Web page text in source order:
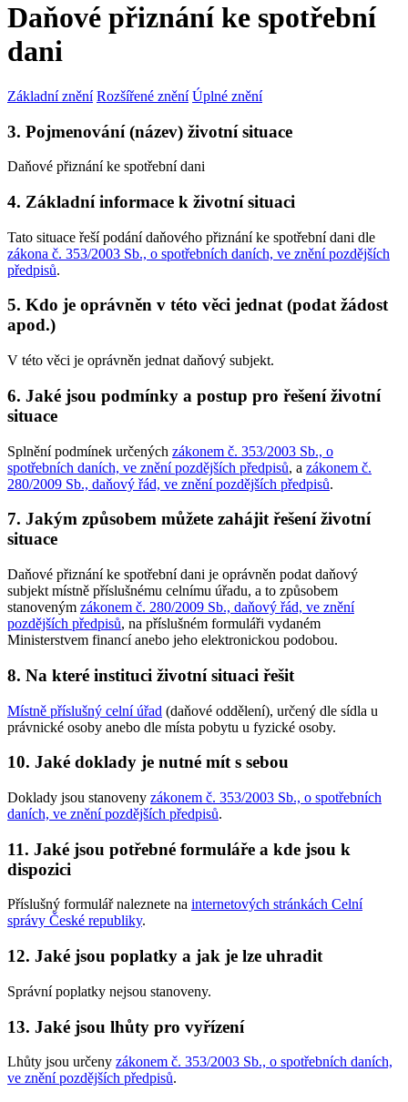
Daňové přiznání ke spotřební
dani
Základní znění Rozšířené znění Úplné znění
3. Pojmenování (název) životní situace
Daňové přiznání ke spotřební dani
4. Základní informace k životní situaci
Tato situace řeší podání daňového přiznání ke spotřební dani dle
zákona č. 353/2003 Sb., o spotřebních daních, ve znění pozdějších
předpisů.
5. Kdo je oprávněn v této věci jednat (podat žádost
apod.)
V této věci je oprávněn jednat daňový subjekt.
6. Jaké jsou podmínky a postup pro řešení životní
situace
Splnění podmínek určených zákonem č. 353/2003 Sb., o
spotřebních daních, ve znění pozdějších předpisů, a zákonem č.
280/2009 Sb., daňový řád, ve znění pozdějších předpisů.
7. Jakým způsobem můžete zahájit řešení životní
situace
Daňové přiznání ke spotřební dani je oprávněn podat daňový
subjekt místně příslušnému celnímu úřadu, a to způsobem
stanoveným zákonem č. 280/2009 Sb., daňový řád, ve znění
pozdějších předpisů, na příslušném formuláři vydaném
Ministerstvem financí anebo jeho elektronickou podobou.
8. Na které instituci životní situaci řešit
Místně příslušný celní úřad (daňové oddělení), určený dle sídla u
právnické osoby anebo dle místa pobytu u fyzické osoby.
10. Jaké doklady je nutné mít s sebou
Doklady jsou stanoveny zákonem č. 353/2003 Sb., o spotřebních
daních, ve znění pozdějších předpisů.
11. Jaké jsou potřebné formuláře a kde jsou k
dispozici
Příslušný formulář naleznete na internetových stránkách Celní
správy České republiky.
12. Jaké jsou poplatky a jak je lze uhradit
Správní poplatky nejsou stanoveny.
13. Jaké jsou lhůty pro vyřízení
Lhůty jsou určeny zákonem č. 353/2003 Sb., o spotřebních daních,
ve znění pozdějších předpisů.